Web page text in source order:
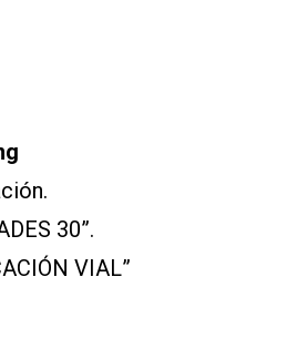
30”.
VIAL”